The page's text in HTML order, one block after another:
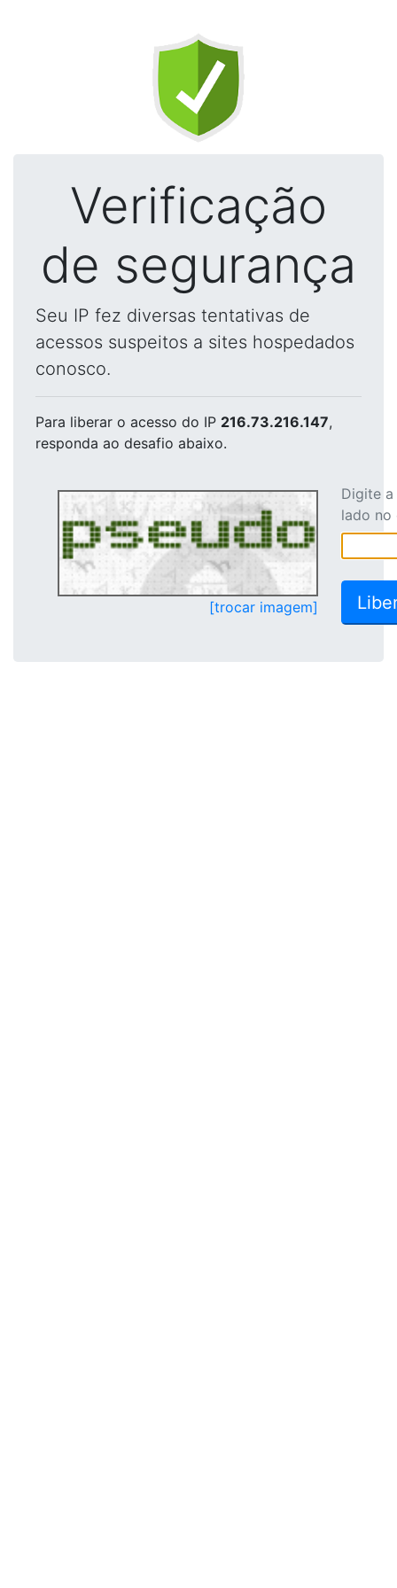
Verificação
de segurança
Seu IP fez diversas tentativas de
acessos suspeitos a sites hospedados
conosco.
Para liberar o acesso do IP 216.73.216.147,
responda ao desafio abaixo.
[trocar imagem]
Digite
lado no